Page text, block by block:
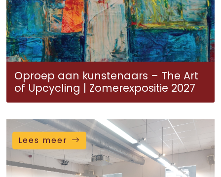
Oproep aan kunstenaars – The Art
of Upcycling | Zomerexpositie 2027
Lees meer